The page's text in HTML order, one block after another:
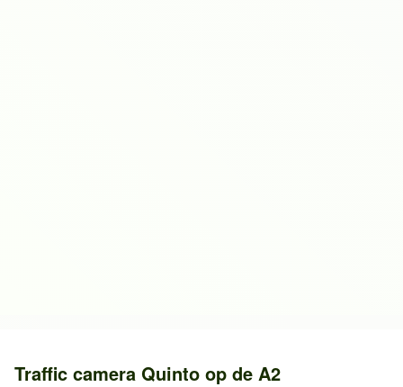
Traffic camera Quinto op de A2